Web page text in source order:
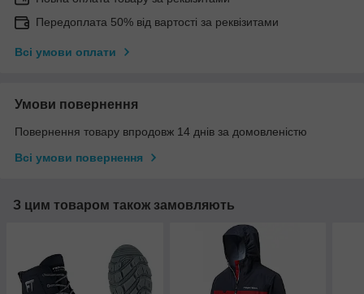
Передоплата 50% від вартості за реквізитами
Всі умови оплати
Умови повернення
Повернення товару впродовж 14 днів за домовленістю
Всі умови повернення
З цим товаром також замовляють